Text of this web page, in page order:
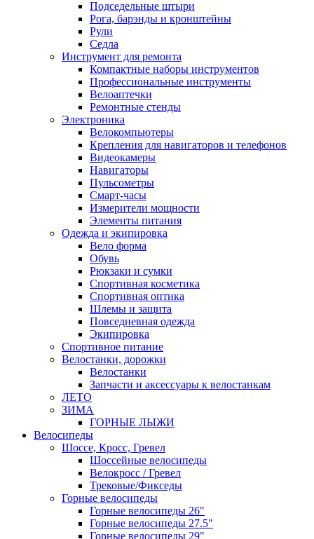
Подседельные штыри
Рога, барэнды и кронштейны
Рули
Седла
Инструмент для ремонта
Компактные наборы инструментов
Профессиональные инструменты
Велоаптечки
Ремонтные стенды
Электроника
Велокомпьютеры
Крепления для навигаторов и телефонов
Видеокамеры
Навигаторы
Пульсометры
Смарт-часы
Измерители мощности
Элементы питания
Одежда и экипировка
Вело форма
Обувь
Рюкзаки и сумки
Спортивная косметика
Спортивная оптика
Шлемы и защита
Повседневная одежда
Экипировка
Спортивное питание
Велостанки, дорожки
Велостанки
Запчасти и аксессуары к велостанкам
ЛЕТО
ЗИМА
ГОРНЫЕ ЛЫЖИ
Велосипеды
Шоссе, Кросс, Гревел
Шоссейные велосипеды
Велокросс / Гревел
Трековые/Фикседы
Горные велосипеды
Горные велосипеды 26"
Горные велосипеды 27.5"
Горные велосипеды 29"